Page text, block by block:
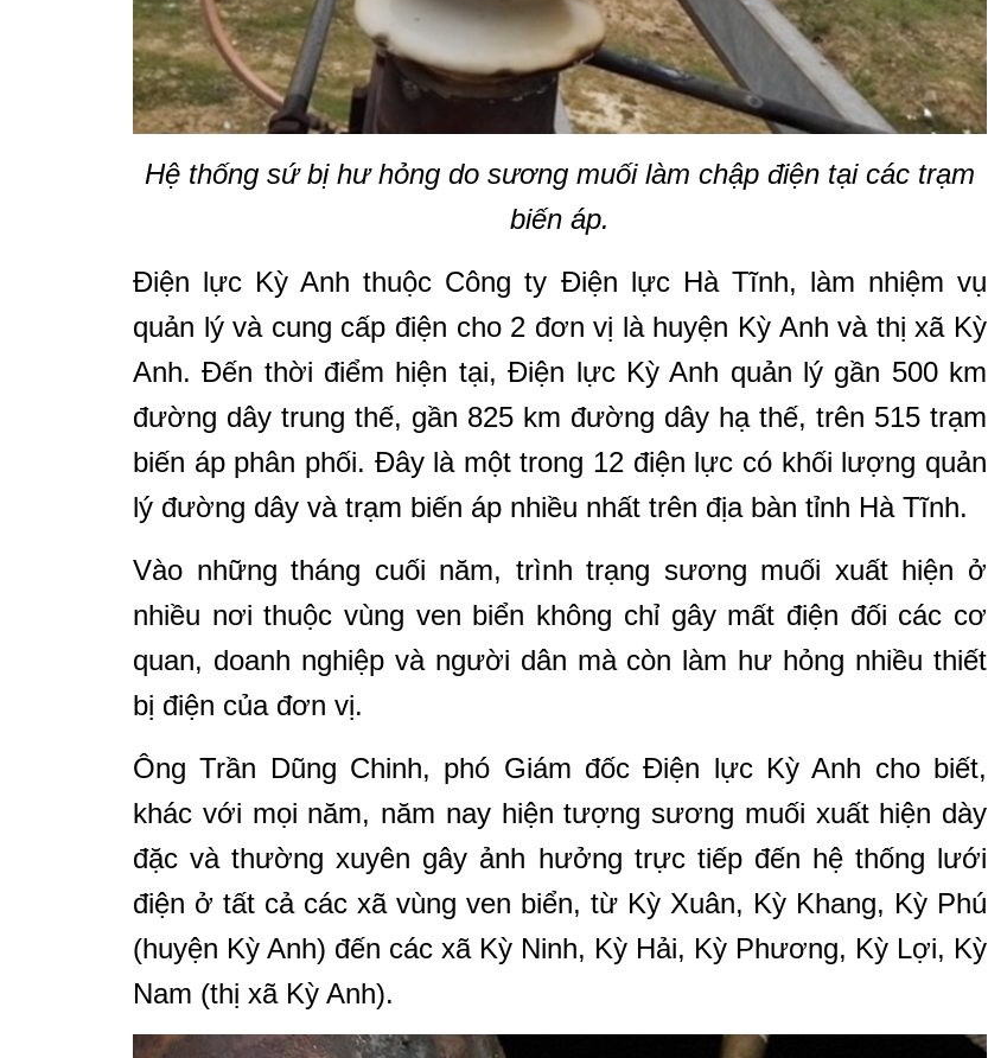
Hệ thống sứ bị hư hỏng do sương muối làm chập điện tại các trạm
biến áp.
Điện lực Kỳ Anh thuộc Công ty Điện lực Hà Tĩnh, làm nhiệm vụ
quản lý và cung cấp điện cho 2 đơn vị là huyện Kỳ Anh và thị xã Kỳ
Anh. Đến thời điểm hiện tại, Điện lực Kỳ Anh quản lý gần 500 km
đường dây trung thế, gần 825 km đường dây hạ thế, trên 515 trạm
biến áp phân phối. Đây là một trong 12 điện lực có khối lượng quản
lý đường dây và trạm biến áp nhiều nhất trên địa bàn tỉnh Hà Tĩnh.
Vào những tháng cuối năm, trình trạng sương muối xuất hiện ở
nhiều nơi thuộc vùng ven biển không chỉ gây mất điện đối các cơ
quan, doanh nghiệp và người dân mà còn làm hư hỏng nhiều thiết
bị điện của đơn vị.
Ông Trần Dũng Chinh, phó Giám đốc Điện lực Kỳ Anh cho biết,
khác với mọi năm, năm nay hiện tượng sương muối xuất hiện dày
đặc và thường xuyên gây ảnh hưởng trực tiếp đến hệ thống lưới
điện ở tất cả các xã vùng ven biển, từ Kỳ Xuân, Kỳ Khang, Kỳ Phú
(huyện Kỳ Anh) đến các xã Kỳ Ninh, Kỳ Hải, Kỳ Phương, Kỳ Lợi, Kỳ
Nam (thị xã Kỳ Anh).